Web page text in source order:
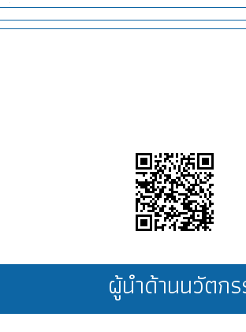
ผู้นำด้านนวัตก